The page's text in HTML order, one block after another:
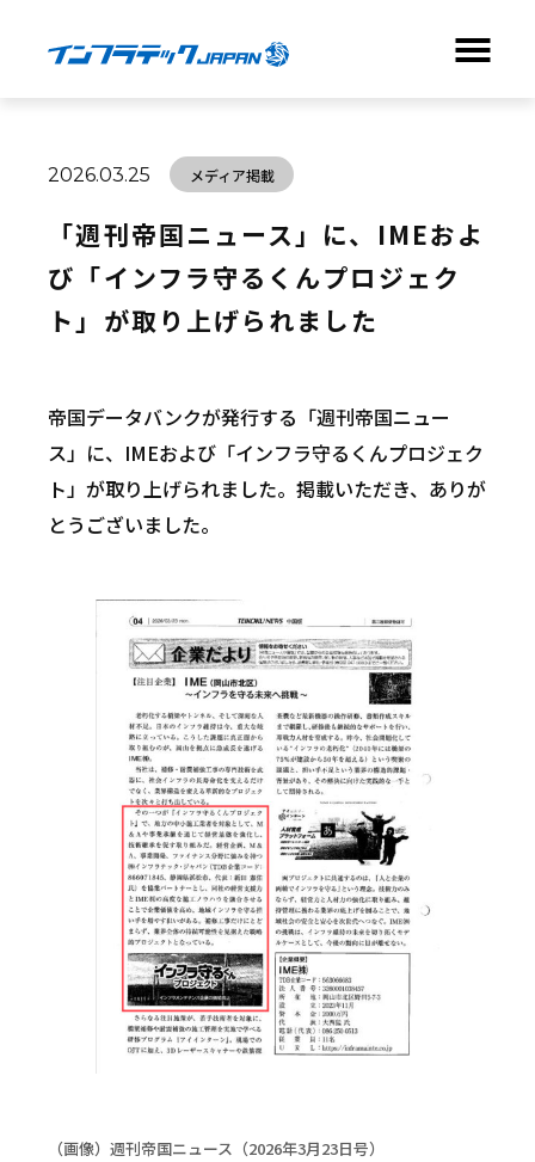
NEWS
RECRUIT
CONTACT
2026.03.25 メディア掲載
「週刊帝国ニュース」に、IMEおよ
び「インフラ守るくんプロジェク
ト」が取り上げられました
帝国データバンクが発行する「週刊帝国ニュー
ス」に、IMEおよび「インフラ守るくんプロジェク
ト」が取り上げられました。掲載いただき、ありが
とうございました。
（画像）週刊帝国ニュース（2026年3月23日号）